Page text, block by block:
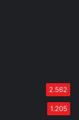
2.562
1.205